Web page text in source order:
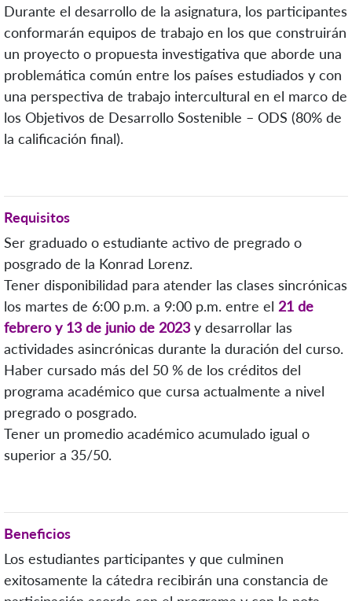
Durante el desarrollo de la asignatura, los participantes
conformarán equipos de trabajo en los que construirán
un proyecto o propuesta investigativa que aborde una
problemática común entre los países estudiados y con
una perspectiva de trabajo intercultural en el marco de
los Objetivos de Desarrollo Sostenible – ODS (80% de
la calificación final).
Requisitos
Ser graduado o estudiante activo de pregrado o
posgrado de la Konrad Lorenz.
Tener disponibilidad para atender las clases sincrónicas
los martes de 6:00 p.m. a 9:00 p.m. entre el 21 de
febrero y 13 de junio de 2023y desarrollar las
actividades asincrónicas durante la duración del curso.
Haber cursado más del 50 % de los créditos del
programa académico que cursa actualmente a nivel
pregrado o posgrado.
Tener un promedio académico acumulado igual o
superior a 35/50.
Beneficios
Los estudiantes participantes y que culminen
exitosamente la cátedra recibirán una constancia de